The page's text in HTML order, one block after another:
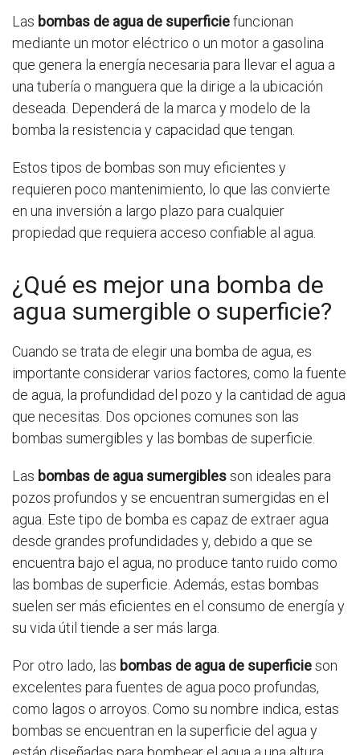
Las bombas de agua de superficiefuncionan
mediante un motor eléctrico o un motor a gasolina
que genera la energía necesaria para llevar el agua a
una tubería o manguera que la dirige a la ubicación
deseada. Dependerá de la marca y modelo de la
bomba la resistencia y capacidad que tengan.
Estos tipos de bombas son muy eficientes y
requieren poco mantenimiento, lo que las convierte
en una inversión a largo plazo para cualquier
propiedad que requiera acceso confiable al agua.
¿Qué es mejor una bomba de
agua sumergible o superficie?
Cuando se trata de elegir una bomba de agua, es
importante considerar varios factores, como la fuente
de agua, la profundidad del pozo y la cantidad de agua
que necesitas. Dos opciones comunes son las
bombas sumergibles y las bombas de superficie.
Las bombas de agua sumergiblesson ideales para
pozos profundos y se encuentran sumergidas en el
agua. Este tipo de bomba es capaz de extraer agua
desde grandes profundidades y, debido a que se
encuentra bajo el agua, no produce tanto ruido como
las bombas de superficie. Además, estas bombas
suelen ser más eficientes en el consumo de energía y
su vida útil tiende a ser más larga.
Por otro lado, las bombas de agua de superficieson
excelentes para fuentes de agua poco profundas,
como lagos o arroyos. Como su nombre indica, estas
bombas se encuentran en la superficie del agua y